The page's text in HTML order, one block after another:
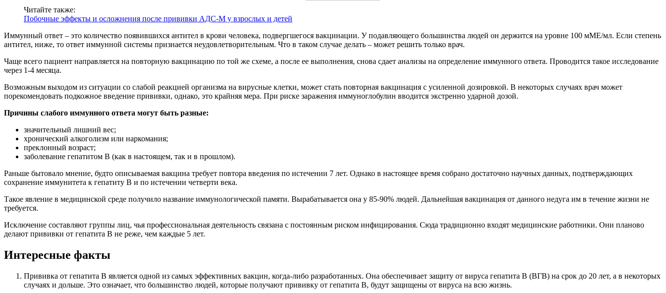
Читайте также:
Побочные эффекты и осложнения после прививки АДС-М у взрослых и детей
Иммунный ответ – это количество появившихся антител в крови человека, подвергшегося вакцинации. У подавляющего большинства людей он держится на уровне 100 мМЕ/мл. Если степень
антител, ниже, то ответ иммунной системы признается неудовлетворительным. Что в таком случае делать – может решить только врач.
Чаще всего пациент направляется на повторную вакцинацию по той же схеме, а после ее выполнения, снова сдает анализы на определение иммунного ответа. Проводится такое исследование
через 1-4 месяца.
Возможным выходом из ситуации со слабой реакцией организма на вирусные клетки, может стать повторная вакцинация с усиленной дозировкой. В некоторых случаях врач может
порекомендовать подкожное введение прививки, однако, это крайняя мера. При риске заражения иммуноглобулин вводится экстренно ударной дозой.
Причины слабого иммунного ответа могут быть разные:
значительный лишний вес;
хронический алкоголизм или наркомания;
преклонный возраст;
заболевание гепатитом В (как в настоящем, так и в прошлом).
Раньше бытовало мнение, будто описываемая вакцина требует повтора введения по истечении 7 лет. Однако в настоящее время собрано достаточно научных данных, подтверждающих
сохранение иммунитета к гепатиту В и по истечении четверти века.
Такое явление в медицинской среде получило название иммунологической памяти. Вырабатывается она у 85-90% людей. Дальнейшая вакцинация от данного недуга им в течение жизни не
требуется.
Исключение составляют группы лиц, чья профессиональная деятельность связана с постоянным риском инфицирования. Сюда традиционно входят медицинские работники. Они планово
делают прививки от гепатита В не реже, чем каждые 5 лет.
Интересные факты
Прививка от гепатита B является одной из самых эффективных вакцин, когда-либо разработанных. Она обеспечивает защиту от вируса гепатита B (ВГВ) на срок до 20 лет, а в некоторых
случаях и дольше. Это означает, что большинство людей, которые получают прививку от гепатита B, будут защищены от вируса на всю жизнь.